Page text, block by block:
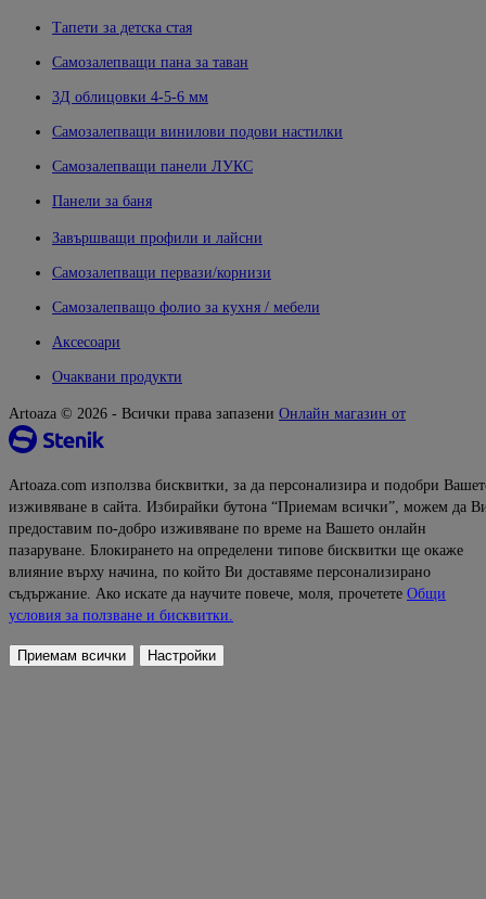
Тапети за детска стая
Самозалепващи пана за таван
3Д облицовки 4-5-6 мм
Самозалепващи винилови подови настилки
Самозалепващи панели ЛУКС
Панели за баня
Завършващи профили и лайсни
Самозалепващи первази/корнизи
Самозалепващо фолио за кухня / мебели
Аксесоари
Очаквани продукти
Artoaza © 2026 - Всички права запазени Онлайн магазин от
Artoaza.com използва бисквитки, за да персонализира и подобри
изживяване в сайта. Избирайки бутона “Приемам всички”, можем да
предоставим по-добро изживяване по време на Вашето онлайн
пазаруване. Блокирането на определени типове бисквитки ще окаже
влияние върху начина, по който Ви доставяме персонализирано
съдържание. Ако искате да научите повече, моля, прочетете Общи
условия за ползване и бисквитки.
Приемам всички Настройки